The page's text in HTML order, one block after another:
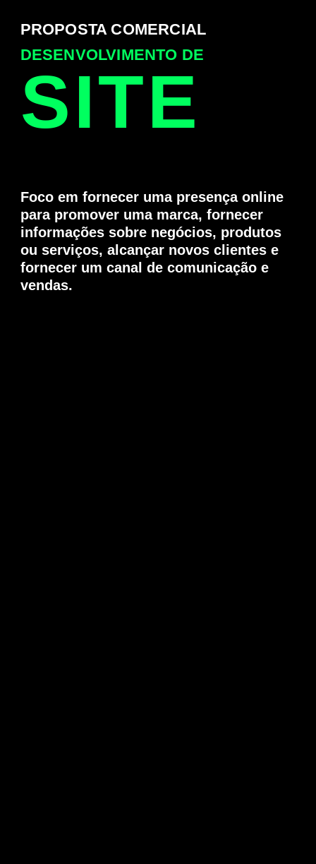
PROPOSTA COMERCIAL
DESENVOLVIMENTO DE
SITE
Foco em fornecer uma presença online
para promover uma marca, fornecer
informações sobre negócios, produtos
ou serviços, alcançar novos clientes e
fornecer um canal de comunicação e
vendas.